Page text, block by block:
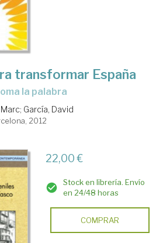
transformar España
la palabra
; García, David
2012
22,00 €
Stock en librería. Envío
en 24/48 horas
COMPRAR